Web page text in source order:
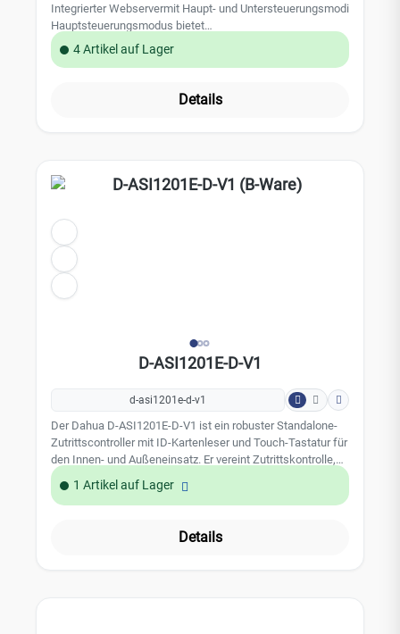
Integrierter Webservermit Haupt- und Untersteuerungsmodi
Hauptsteuerungsmodus bietet
Zugangskontollplattformkommunikation (Verwaltung von
bis zu 19 Untercontrollern) Unterstützt: 1.000 Benutzer /
Wiegand- und RS-485-Protokolle auf Kartenleser zu
4 Artikel auf Lager
Details
D-ASI1201E-D-V1
d-asi1201e-d-v1
Der Dahua D-ASI1201E-D-V1 ist ein robuster Standalone-
Zutrittscontroller mit ID-Kartenleser und Touch-Tastatur für
den Innen- und Außeneinsatz. Er vereint Zutrittskontrolle,
Kartenleser und Controller in einem Gerät und ermöglicht
flexible Freigabemethoden per Karte, PIN oder
Alarmfunktionen und Netzwerkfähigkeit eignet sich das
Gerät ideal für professionelle Zutrittslösungen in Gewerbe,
1 Artikel auf Lager
Details